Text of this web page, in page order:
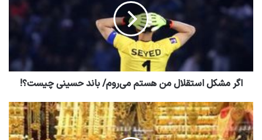
اگر مشکل استقلال من هستم می‌روم/ باند حسینی چیست؟!